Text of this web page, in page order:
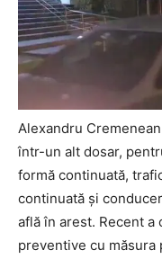
Alexandru
într-un alt dosar,
formă continuată,
continuată şi
află în arest. Recent
preventive cu